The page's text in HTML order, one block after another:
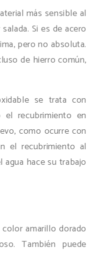
más sensible al
Si es de acero
pero no absoluta.
de hierro común,
se trata con
recubrimiento en
como ocurre con
el recubrimiento al
agua hace su trabajo
amarillo dorado
También puede